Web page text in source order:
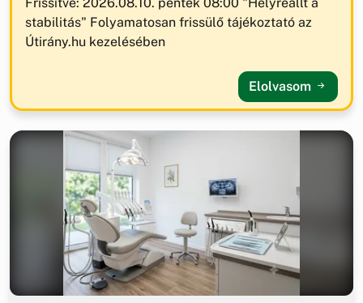
Frissítve: 2026.08.10. péntek 08:00 "Helyreállt a
stabilitás" Folyamatosan frissülő tájékoztató az
Útirány.hu kezelésében
Elolvasom